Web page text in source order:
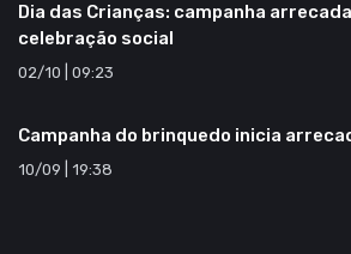
Dia das Crianças: campanha
celebração social
02/10 | 09:23
Campanha do brinquedo inicia
10/09 | 19:38